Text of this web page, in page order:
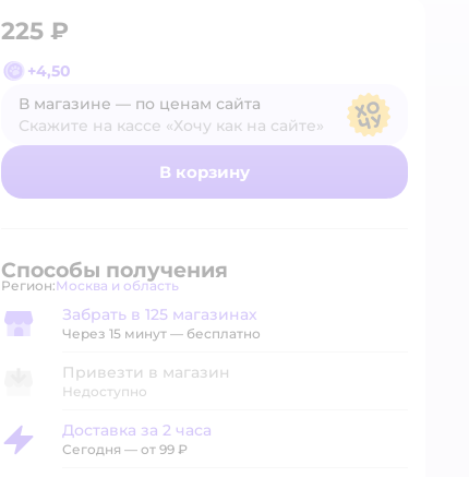
225 ₽
+4,50
В магазине — по ценам сайта
Скажите на кассе «Хочу как на сайте»
В магазине — по ценам сайта
В корзину
Способы получения
Регион: Выбор адреса доставки.
Москва и область
Забрать в магазине
Забрать в 125 магазинах
Через 15 минут — бесплатно
Привезти в магазин
Недоступно
Доставка за 2 часа
Доставка за 2 часа
Сегодня — от 99 ₽